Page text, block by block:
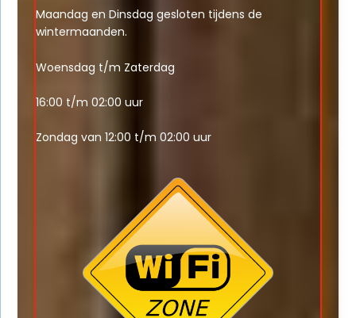
Maandag en Dinsdag gesloten tijdens de
wintermaanden.
Woensdag t/m Zaterdag
16:00 t/m 02:00 uur
Zondag van 12:00 t/m 02:00 uur